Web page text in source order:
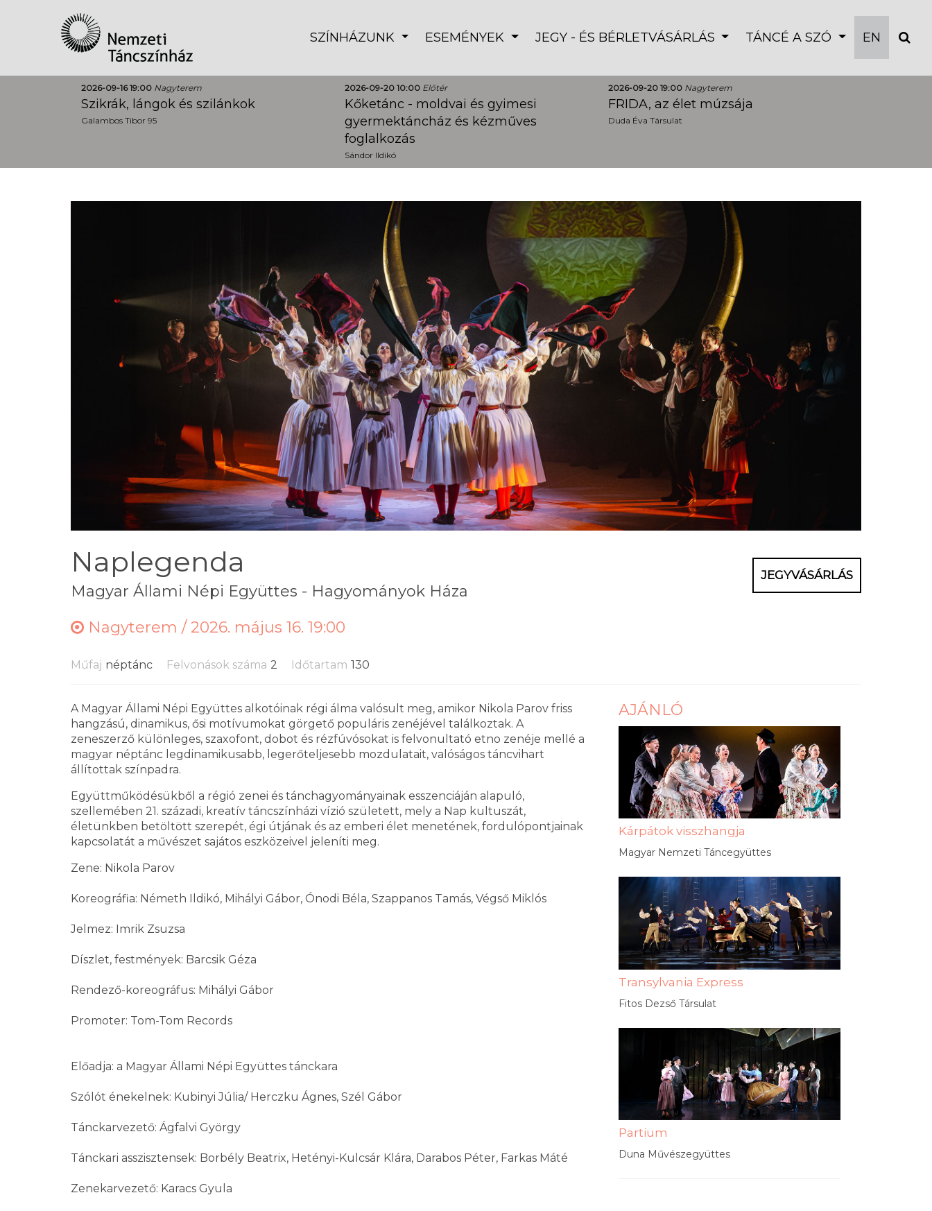
SZÍNHÁZUNK ESEMÉNYEK JEGY - ÉS BÉRLETVÁSÁRLÁS TÁNCÉ A SZÓ EN
2026-09-16 19:00 Nagyterem
Szikrák, lángok és szilánkok
Galambos Tibor 95
2026-09-20 10:00 Előtér
Kőketánc - moldvai és gyimesi
gyermektáncház és kézműves
foglalkozás
Sándor Ildikó
2026-09-20 19:00 Nagyterem
FRIDA, az élet múzsája
Duda Éva Társulat
Naplegenda
Magyar Állami Népi Együttes - Hagyományok Háza
JEGYVÁSÁRLÁS
Nagyterem / 2026. május 16. 19:00
Műfaj néptánc Felvonások száma 2 Időtartam 130
A Magyar Állami Népi Együttes alkotóinak régi álma valósult meg, amikor Nikola Parov friss
hangzású, dinamikus, ősi motívumokat görgető populáris zenéjével találkoztak. A
zeneszerző különleges, szaxofont, dobot és rézfúvósokat is felvonultató etno zenéje mellé a
magyar néptánc legdinamikusabb, legerőteljesebb mozdulatait, valóságos táncvihart
állítottak színpadra.
Együttműködésükből a régió zenei és tánchagyományainak esszenciáján alapuló,
szellemében 21. századi, kreatív táncszínházi vízió született, mely a Nap kultuszát,
életünkben betöltött szerepét, égi útjának és az emberi élet menetének, fordulópontjainak
kapcsolatát a művészet sajátos eszközeivel jeleníti meg.
Zene: Nikola Parov
Koreográfia: Németh Ildikó, Mihályi Gábor, Ónodi Béla, Szappanos Tamás, Végső Miklós
Jelmez: Imrik Zsuzsa
Díszlet, festmények: Barcsik Géza
Rendező-koreográfus: Mihályi Gábor
Promoter: Tom-Tom Records
Előadja: a Magyar Állami Népi Együttes tánckara
Szólót énekelnek: Kubinyi Júlia/ Herczku Ágnes, Szél Gábor
Tánckarvezető: Ágfalvi György
Tánckari asszisztensek: Borbély Beatrix, Hetényi-Kulcsár Klára, Darabos Péter, Farkas Máté
Zenekarvezető: Karacs Gyula
AJÁNLÓ
Kárpátok visszhangja
Magyar Nemzeti Táncegyüttes
Transylvania Express
Fitos Dezső Társulat
Partium
Duna Művészegyüttes